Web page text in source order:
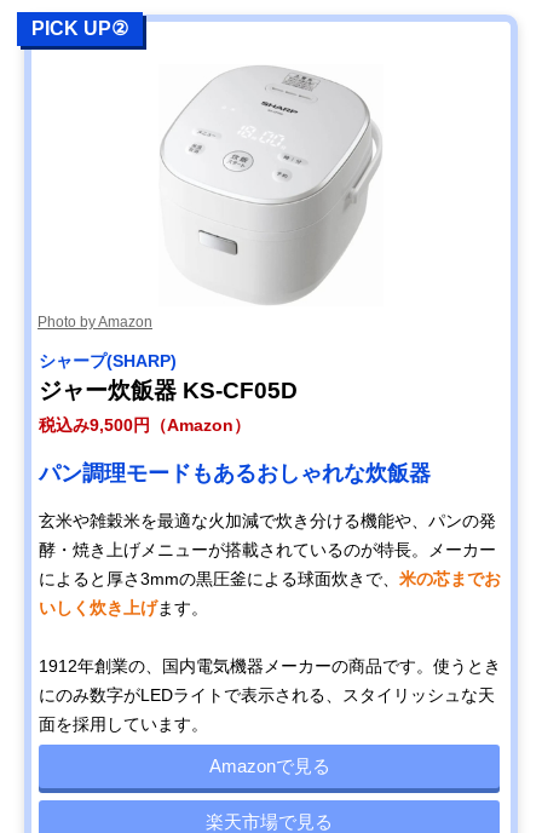
PICK UP②
Photo by Amazon
シャープ(SHARP)
ジャー炊飯器 KS-CF05D
税込み9,500円（Amazon）
パン調理モードもあるおしゃれな炊飯器
玄米や雑穀米を最適な火加減で炊き分ける機能や、パンの発
酵・焼き上げメニューが搭載されているのが特長。メーカー
によると厚さ3mmの黒圧釜による球面炊きで、 米の芯までお
いしく炊き上げます。
1912年創業の、国内電気機器メーカーの商品です。使うとき
にのみ数字がLEDライトで表示される、スタイリッシュな天
面を採用しています。
Amazonで見る
楽天市場で見る